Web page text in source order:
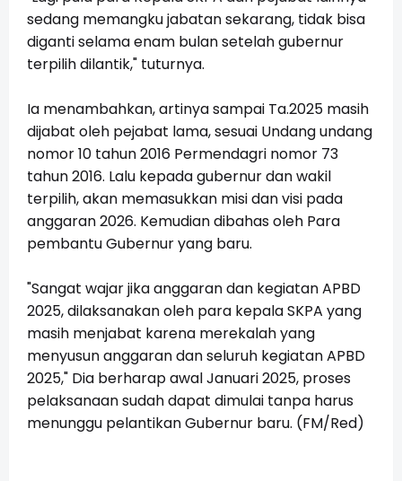
sedang memangku jabatan sekarang, tidak bisa
diganti selama enam bulan setelah gubernur
terpilih dilantik," tuturnya.
Ia menambahkan, artinya sampai Ta.2025 masih
dijabat oleh pejabat lama, sesuai Undang undang
nomor 10 tahun 2016 Permendagri nomor 73
tahun 2016. Lalu kepada gubernur dan wakil
terpilih, akan memasukkan misi dan visi pada
anggaran 2026. Kemudian dibahas oleh Para
pembantu Gubernur yang baru.
"Sangat wajar jika anggaran dan kegiatan APBD
2025, dilaksanakan oleh para kepala SKPA yang
masih menjabat karena merekalah yang
menyusun anggaran dan seluruh kegiatan APBD
2025," Dia berharap awal Januari 2025, proses
pelaksanaan sudah dapat dimulai tanpa harus
menunggu pelantikan Gubernur baru. (FM/Red)